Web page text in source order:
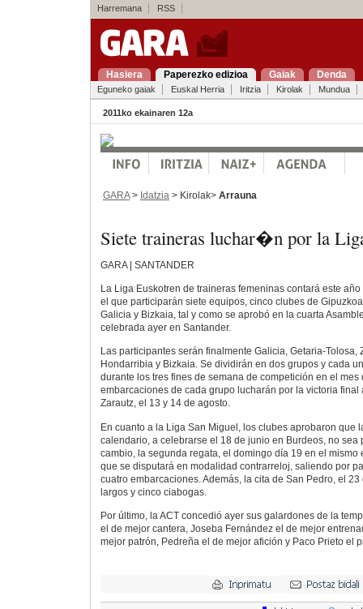
Harremana RSS
Hasiera Paperezko edizioa Gaiak Denda
Eguneko gaiak Euskal Herria Iritzia Kirolak Mundua
2011ko ekainaren 12a
GARA> Idatzia > Kirolak> Arrauna
Siete traineras luchar�n por la
GARA | SANTANDER
La Liga Euskotren de traineras femeninas contará este
el que participarán siete equipos, cinco clubes de
Galicia y Bizkaia, tal y como se aprobó en la cuarta
celebrada ayer en Santander.
Las participantes serán finalmente Galicia, Getaria-Tolosa,
Hondarribia y Bizkaia. Se dividirán en dos grupos y cada
durante los tres fines de semana de competición en el
embarcaciones de cada grupo lucharán por la victoria final
Zarautz, el 13 y 14 de agosto.
En cuanto a la Liga San Miguel, los clubes aprobaron que
calendario, a celebrarse el 18 de junio en Burdeos, no sea
cambio, la segunda regata, el domingo día 19 en el mismo
que se disputará en modalidad contrarreloj, saliendo por
cuatro embarcaciones. Además, la cita de San Pedro, el
largos y cinco ciabogas.
Por último, la ACT concedió ayer sus galardones de la
el de mejor cantera, Joseba Fernández el de mejor
mejor patrón, Pedreña el de mejor afición y Paco Prieto el